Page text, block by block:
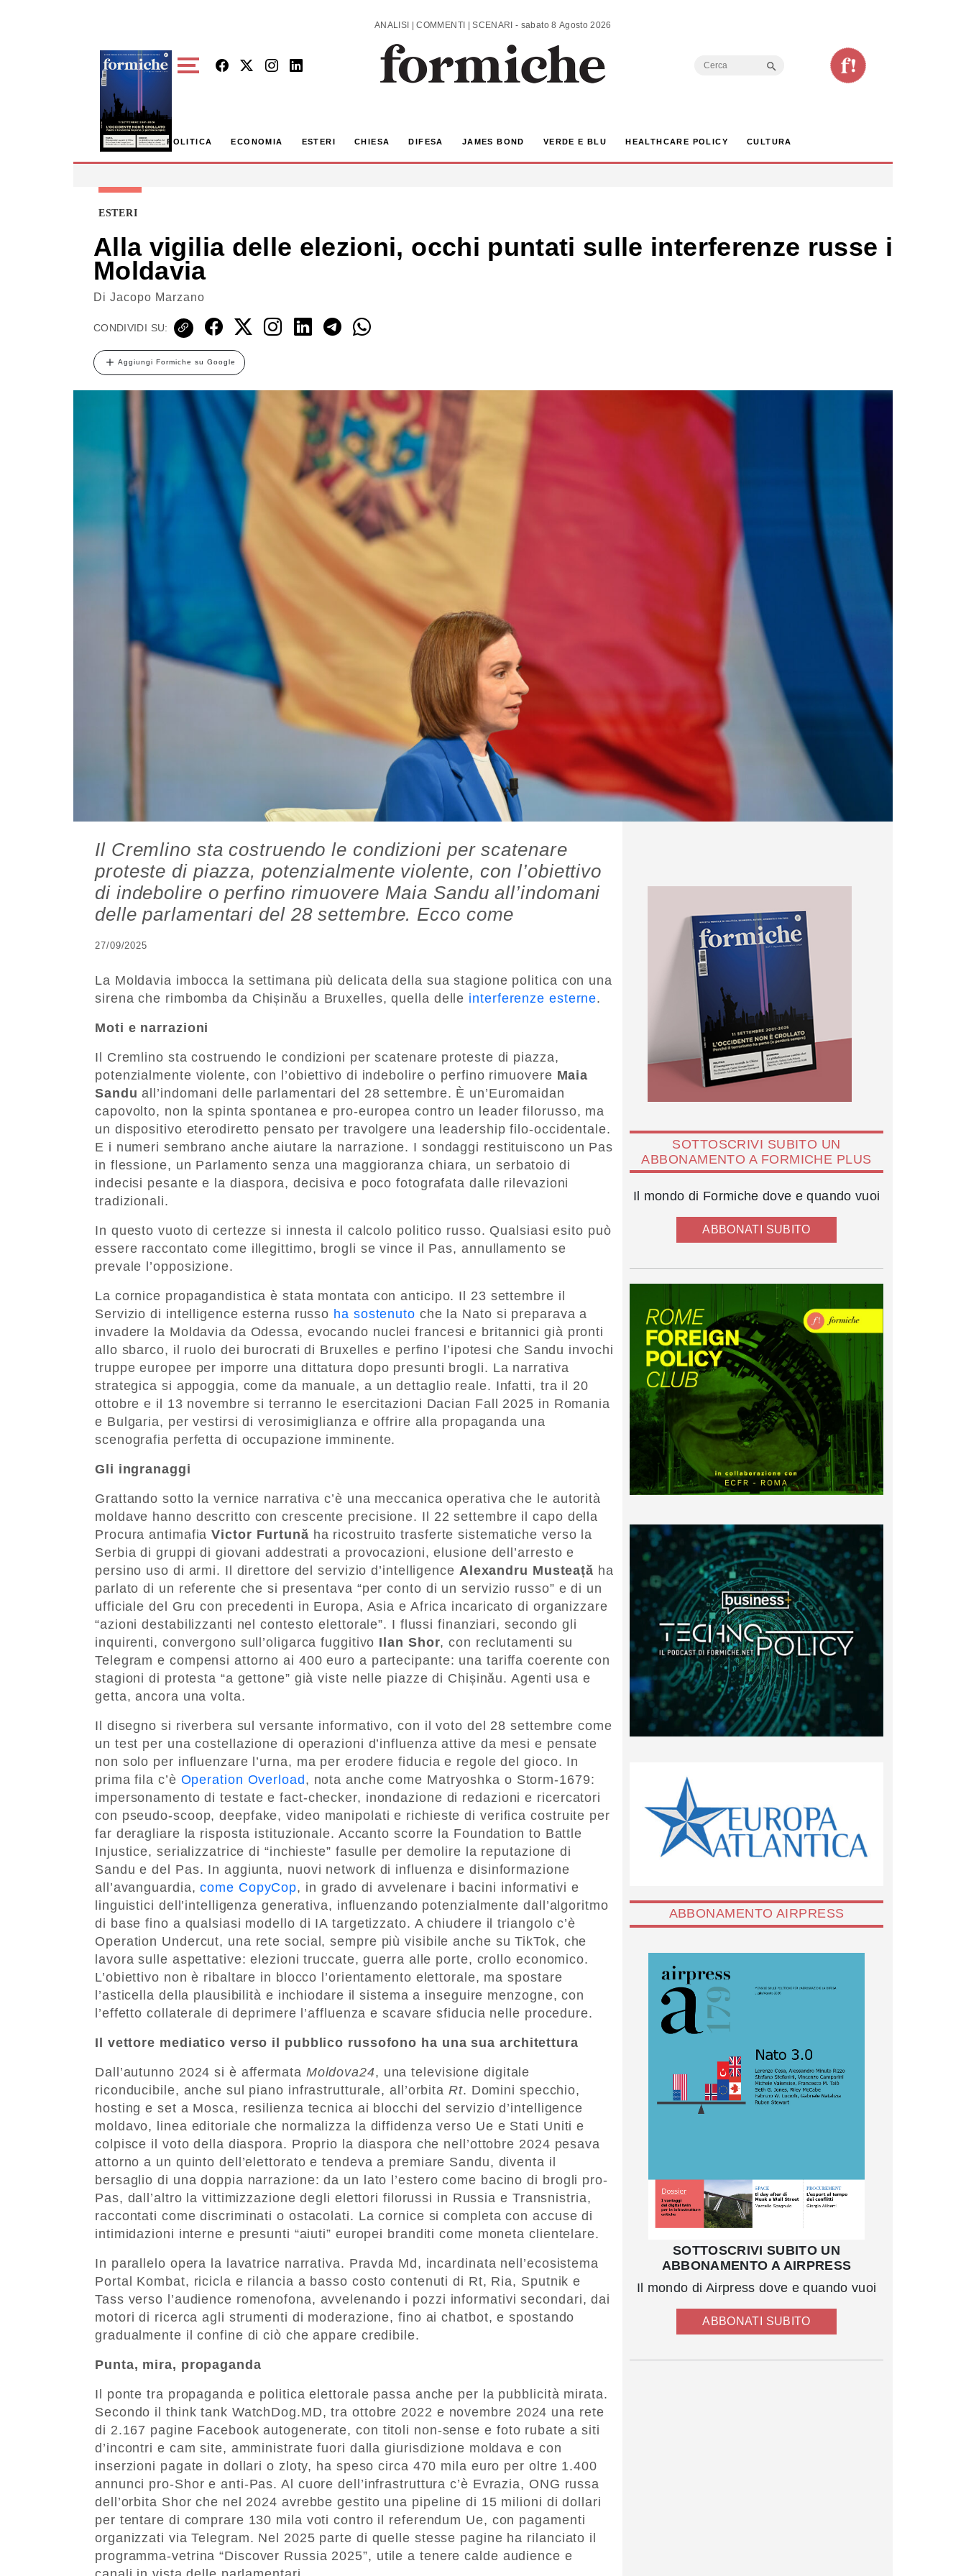
ANALISI | COMMENTI | SCENARI - sabato 8 Agosto 2026
Search
POLITICA ECONOMIA ESTERI CHIESA DIFESA JAMES BOND VERDE E BLU HEALTHCARE POLICY CULTURA
ESTERI
Alla vigilia delle elezioni, occhi puntati sulle interferenze russe in
Moldavia
Di Jacopo Marzano
CONDIVIDI SU:
Aggiungi Formiche su Google
Il Cremlino sta costruendo le condizioni per scatenare
proteste di piazza, potenzialmente violente, con l’obiettivo
di indebolire o perfino rimuovere Maia Sandu all’indomani
delle parlamentari del 28 settembre. Ecco come
27/09/2025
La Moldavia imbocca la settimana più delicata della sua stagione politica con una
sirena che rimbomba da Chișinău a Bruxelles, quella delle interferenze esterne.
Moti e narrazioni
Il Cremlino sta costruendo le condizioni per scatenare proteste di piazza,
potenzialmente violente, con l’obiettivo di indebolire o perfino rimuovere Maia
Sandu all’indomani delle parlamentari del 28 settembre. È un’Euromaidan
capovolto, non la spinta spontanea e pro-europea contro un leader filorusso, ma
un dispositivo eterodiretto pensato per travolgere una leadership filo-occidentale.
E i numeri sembrano anche aiutare la narrazione. I sondaggi restituiscono un Pas
in flessione, un Parlamento senza una maggioranza chiara, un serbatoio di
indecisi pesante e la diaspora, decisiva e poco fotografata dalle rilevazioni
tradizionali.
In questo vuoto di certezze si innesta il calcolo politico russo. Qualsiasi esito può
essere raccontato come illegittimo, brogli se vince il Pas, annullamento se
prevale l’opposizione.
La cornice propagandistica è stata montata con anticipo. Il 23 settembre il
Servizio di intelligence esterna russo ha sostenuto che la Nato si preparava a
invadere la Moldavia da Odessa, evocando nuclei francesi e britannici già pronti
allo sbarco, il ruolo dei burocrati di Bruxelles e perfino l’ipotesi che Sandu invochi
truppe europee per imporre una dittatura dopo presunti brogli. La narrativa
strategica si appoggia, come da manuale, a un dettaglio reale. Infatti, tra il 20
ottobre e il 13 novembre si terranno le esercitazioni Dacian Fall 2025 in Romania
e Bulgaria, per vestirsi di verosimiglianza e offrire alla propaganda una
scenografia perfetta di occupazione imminente.
Gli ingranaggi
Grattando sotto la vernice narrativa c’è una meccanica operativa che le autorità
moldave hanno descritto con crescente precisione. Il 22 settembre il capo della
Procura antimafiaVictor Furtună ha ricostruito trasferte sistematiche verso la
Serbia di gruppi di giovani addestrati a provocazioni, elusione dell’arresto e
persino uso di armi. Il direttore del servizio d’intelligence Alexandru Musteață ha
parlato di un referente che si presentava “per conto di un servizio russo” e di un
ufficiale del Gru con precedenti in Europa, Asia e Africa incaricato di organizzare
“azioni destabilizzanti nel contesto elettorale”. I flussi finanziari, secondo gli
inquirenti, convergono sull’oligarca fuggitivo Ilan Shor, con reclutamenti su
Telegram e compensi attorno ai 400 euro a partecipante: una tariffa coerente con
stagioni di protesta “a gettone” già viste nelle piazze di Chișinău. Agenti usa e
getta, ancora una volta.
Il disegno si riverbera sul versante informativo, con il voto del 28 settembre come
un test per una costellazione di operazioni d’influenza attive da mesi e pensate
non solo per influenzare l’urna, ma per erodere fiducia e regole del gioco. In
prima fila c’è Operation Overload, nota anche come Matryoshka o Storm-1679:
impersonamento di testate e fact-checker, inondazione di redazioni e ricercatori
con pseudo-scoop, deepfake, video manipolati e richieste di verifica costruite per
far deragliare la risposta istituzionale. Accanto scorre la Foundation to Battle
Injustice, serializzatrice di “inchieste” fasulle per demolire la reputazione di
Sandu e del Pas. In aggiunta, nuovi network di influenza e disinformazione
all’avanguardia,come CopyCop, in grado di avvelenare i bacini informativi e
linguistici dell’intelligenza generativa, influenzando potenzialmente dall’algoritmo
di base fino a qualsiasi modello di IA targetizzato. A chiudere il triangolo c’è
Operation Undercut, una rete social, sempre più visibile anche su TikTok, che
lavora sulle aspettative: elezioni truccate, guerra alle porte, crollo economico.
L’obiettivo non è ribaltare in blocco l’orientamento elettorale, ma spostare
l’asticella della plausibilità e inchiodare il sistema a inseguire menzogne, con
l’effetto collaterale di deprimere l’affluenza e scavare sfiducia nelle procedure.
Il vettore mediatico verso il pubblico russofono ha una sua architettura
Dall’autunno 2024 si è affermata Moldova24, una televisione digitale
riconducibile, anche sul piano infrastrutturale, all’orbita Rt. Domini specchio,
hosting e set a Mosca, resilienza tecnica ai blocchi del servizio d’intelligence
moldavo, linea editoriale che normalizza la diffidenza verso Ue e Stati Uniti e
colpisce il voto della diaspora. Proprio la diaspora che nell’ottobre 2024 pesava
attorno a un quinto dell’elettorato e tendeva a premiare Sandu, diventa il
bersaglio di una doppia narrazione: da un lato l’estero come bacino di brogli pro-
Pas, dall’altro la vittimizzazione degli elettori filorussi in Russia e Transnistria,
raccontati come discriminati o ostacolati. La cornice si completa con accuse di
intimidazioni interne e presunti “aiuti” europei branditi come moneta clientelare.
In parallelo opera la lavatrice narrativa. Pravda Md, incardinata nell’ecosistema
Portal Kombat, ricicla e rilancia a basso costo contenuti di Rt, Ria, Sputnik e
Tass verso l’audience romenofona, avvelenando i pozzi informativi secondari, dai
motori di ricerca agli strumenti di moderazione, fino ai chatbot, e spostando
gradualmente il confine di ciò che appare credibile.
Punta, mira, propaganda
Il ponte tra propaganda e politica elettorale passa anche per la pubblicità mirata.
Secondo il think tank WatchDog.MD, tra ottobre 2022 e novembre 2024 una rete
di 2.167 pagine Facebook autogenerate, con titoli non-sense e foto rubate a siti
d’incontri e cam site, amministrate fuori dalla giurisdizione moldava e con
inserzioni pagate in dollari o zloty, ha speso circa 470 mila euro per oltre 1.400
annunci pro-Shor e anti-Pas. Al cuore dell’infrastruttura c’è Evrazia, ONG russa
dell’orbita Shor che nel 2024 avrebbe gestito una pipeline di 15 milioni di dollari
per tentare di comprare 130 mila voti contro il referendum Ue, con pagamenti
organizzati via Telegram. Nel 2025 parte di quelle stesse pagine ha rilanciato il
programma-vetrina “Discover Russia 2025”, utile a tenere calde audience e
SOTTOSCRIVI SUBITO UN
ABBONAMENTO A FORMICHE PLUS
Il mondo di Formiche dove e quando vuoi
ABBONATI SUBITO
ABBONAMENTO AIRPRESS
SOTTOSCRIVI SUBITO UN
ABBONAMENTO A AIRPRESS
Il mondo di Airpress dove e quando vuoi
ABBONATI SUBITO